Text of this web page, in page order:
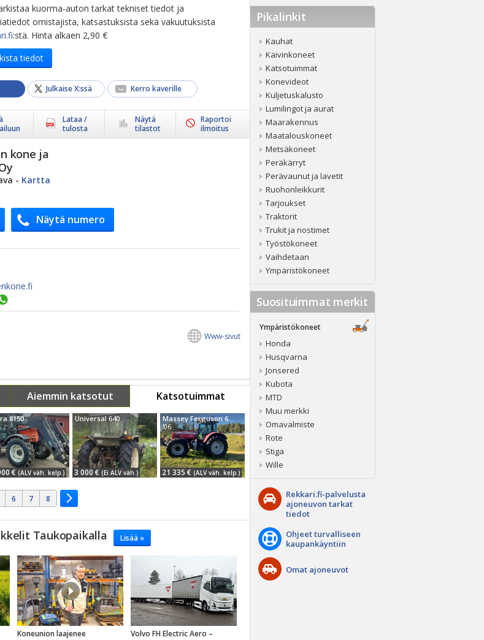
kuorma-auton tarkat tekniset tiedot ja
omistajista, katsastuksista sekä vakuutuksista
:stä. Hinta alkaen 2,90 €
tiedot
Julkaise X:ssä Kerro kaverille
Lataa /
tulosta
Näytä
tilastot
Raportoi
ilmoitus
kone ja
- Kartta
Näytä numero
Www-sivut
Aiemmin katsotut Katsotuimmat
8150
€ (ALV väh. kelp.)
Universal 640
3 000 € (Ei ALV väh.)
Massey Ferguson 6480
'06
21 335 € (ALV väh. kelp.)
6 7 8
Taukopaikalla Lisää »
Koneunion laajenee
Volvo FH Electric Aero –
Pikalinkit
Kauhat
Kaivinkoneet
Katsotuimmat
Konevideot
Kuljetuskalusto
Lumilingot ja aurat
Maarakennus
Maatalouskoneet
Metsäkoneet
Peräkärryt
Perävaunut ja lavetit
Ruohonleikkurit
Tarjoukset
Traktorit
Trukit ja nostimet
Työstökoneet
Vaihdetaan
Ympäristökoneet
Suosituimmat merkit
Ympäristökoneet
Honda
Husqvarna
Jonsered
Kubota
MTD
Muu merkki
Omavalmiste
Rote
Stiga
Wille
Rekkari.fi-palvelusta
ajoneuvon tarkat
tiedot
Ohjeet turvalliseen
kaupankäyntiin
Omat ajoneuvot